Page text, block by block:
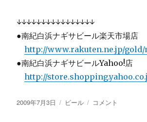
↓↓↓↓↓↓↓↓↓↓↓↓↓↓↓↓
●南紀白浜ナギサビール楽天市場店
http://www.rakuten.ne.jp/gold/
●南紀白浜ナギサビールYahoo!店
http://
投
2009年7月3日
カ
ビール
【画
コメント